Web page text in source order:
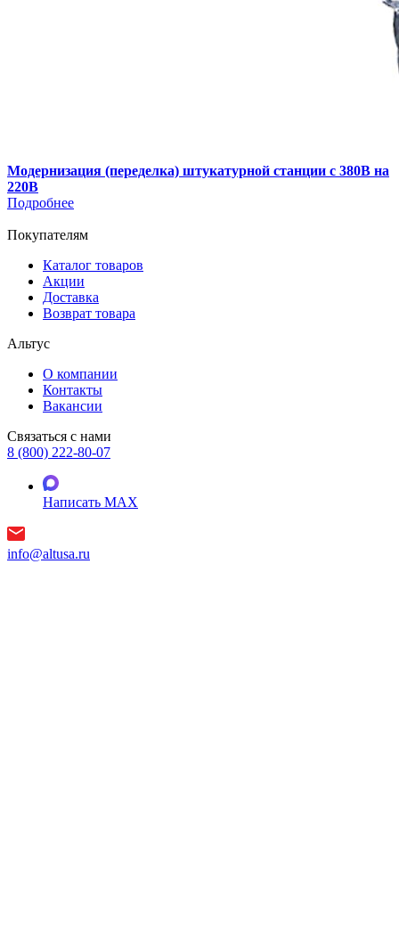
Модернизация (переделка) штукатурной станции с 380В на
220В
Подробнее
Покупателям
Каталог товаров
Акции
Доставка
Возврат товара
Альтус
О компании
Контакты
Вакансии
Связаться с нами
8 (800) 222-80-07
Написать MAX
info@altusa.ru